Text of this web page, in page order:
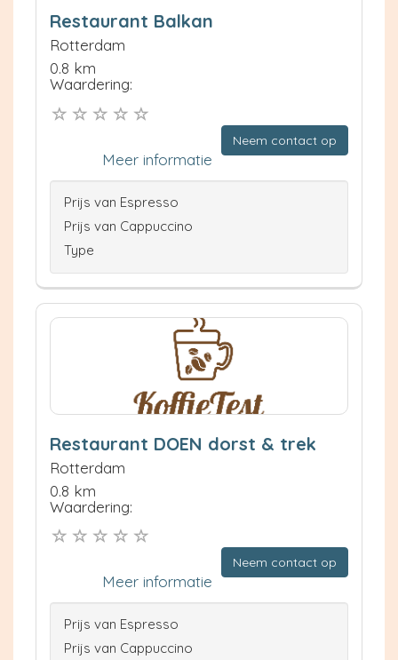
Restaurant Balkan
Rotterdam
0.8 km
Waardering:
Neem contact op
Meer informatie
Prijs van Espresso
Prijs van Cappuccino
Type
Restaurant DOEN dorst & trek
Rotterdam
0.8 km
Waardering:
Neem contact op
Meer informatie
Prijs van Espresso
Prijs van Cappuccino